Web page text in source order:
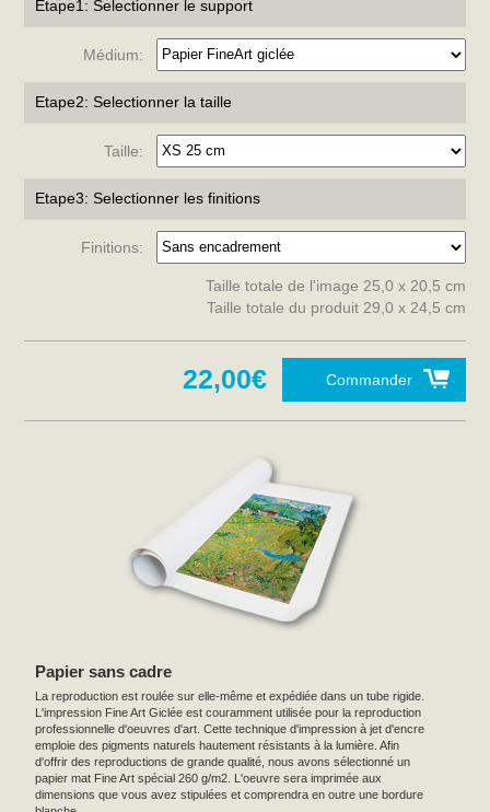
Etape1: Selectionner le support
Médium:
Etape2: Selectionner la taille
Taille:
Etape3: Selectionner les finitions
Finitions:
Taille totale de l'image 25,0 x 20,5 cm
Taille totale du produit 29,0 x 24,5 cm
Commander
22,00€
Papier sans cadre
La reproduction est roulée sur elle-même et expédiée dans un tube rigide.
L'impression Fine Art Giclée est couramment utilisée pour la reproduction
professionnelle d'oeuvres d'art. Cette technique d'impression à jet d'encre
emploie des pigments naturels hautement résistants à la lumière. Afin
d'offrir des reproductions de grande qualité, nous avons sélectionné un
papier mat Fine Art spécial 260 g/m2. L'oeuvre sera imprimée aux
dimensions que vous avez stipulées et comprendra en outre une bordure